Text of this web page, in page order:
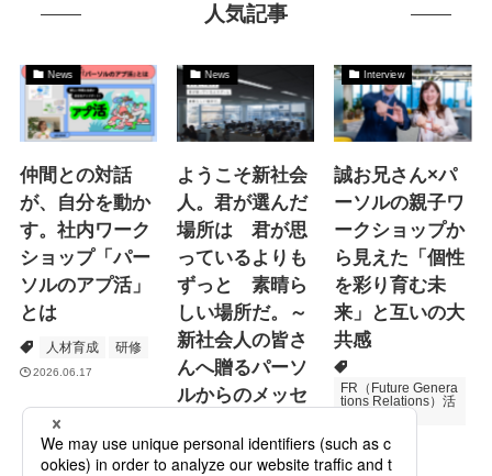
人気記事
News
仲間との対話
が、自分を動か
す。社内ワーク
ショップ「パー
ソルのアプ活」
とは
人材育成 研修
2026.06.17
News
ようこそ新社会
人。君が選んだ
場所は 君が思
っているよりも
ずっと 素晴ら
しい場所だ。～
新社会人の皆さ
んへ贈るパーソ
ルからのメッセ
Specialized Servic
Interview
誠お兄さん×パ
ーソルの親子ワ
ークショップか
ら見えた「個性
を彩り育む未
来」と互いの大
共感
FR（Future Genera
tions Relations）活
次世代育成
2026.06.16